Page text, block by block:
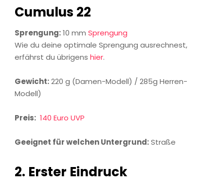
Cumulus 22
Sprengung:10 mm Sprengung
Wie du deine optimale Sprengung ausrechnest,
erfährst du übrigens hier.
Gewicht:220 g (Damen-Modell) / 285g Herren-
Modell)
Preis: 140 Euro UVP
Geeignet für welchen Untergrund:Straße
2. Erster Eindruck